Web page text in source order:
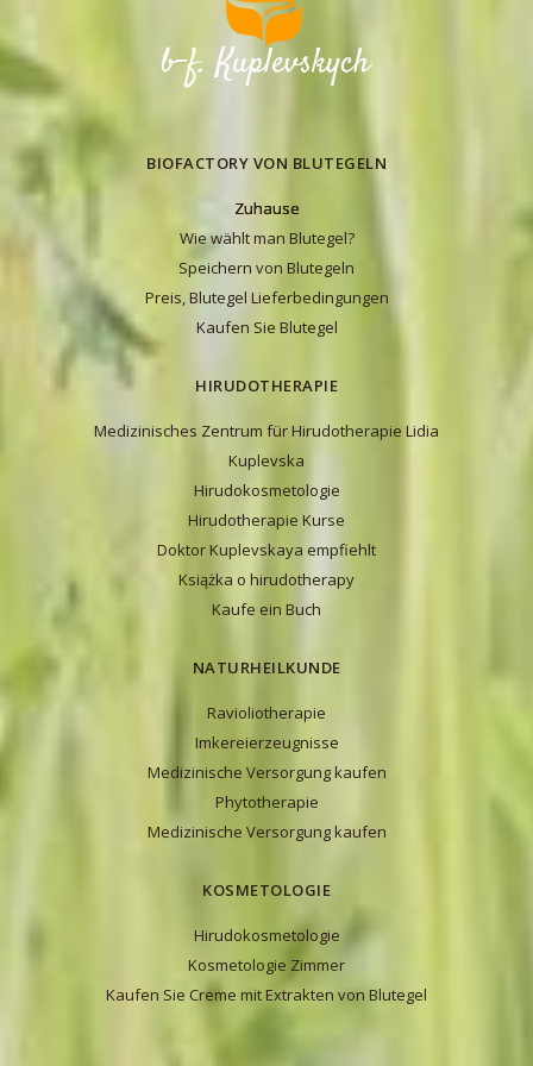
gezüchtigte 0,01 – 4,0g. grosse
Blutegel nach der 4-6-monatigen
Quarantäne. Wir verkaufen
Transportunternehmen und
Eisenbahnverkehr. Innerhalb Lwiw gibt
es Kurierdienst.
Verkauf der medizinischen Blutegel:
Montag – Freitag, ganzjährig..
BIOFACTORY VON BLUTEGELN
Zuhause
Wie wählt man Blutegel?
Speichern von Blutegeln
Preis, Blutegel Lieferbedingungen
Kaufen Sie Blutegel
HIRUDOTHERAPIE
Medizinisches Zentrum für Hirudotherapie Lidia
Kuplevska
Hirudokosmetologie
Hirudotherapie Kurse
Doktor Kuplevskaya empfiehlt
Książka o hirudotherapy
Kaufe ein Buch
NATURHEILKUNDE
Ravioliotherapie
Imkereierzeugnisse
Medizinische Versorgung kaufen
Phytotherapie
Medizinische Versorgung kaufen
KOSMETOLOGIE
Hirudokosmetologie
Kosmetologie Zimmer
Kaufen Sie Creme mit Extrakten von Blutegel